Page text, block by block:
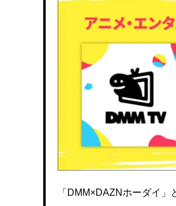
「DMM×DAZNホーダイ